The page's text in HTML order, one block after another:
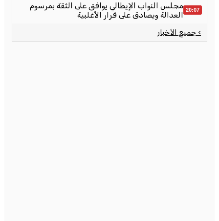
20:07 مجلس النواب الإيطالي يوافق على الثقة بمرسوم
العدالة ويصادق على قرار الأغلبية
› جميع الأخبار